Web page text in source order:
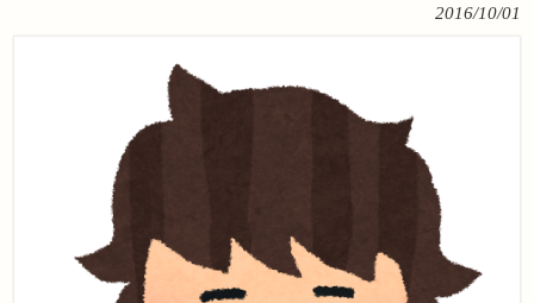
2016/10/01